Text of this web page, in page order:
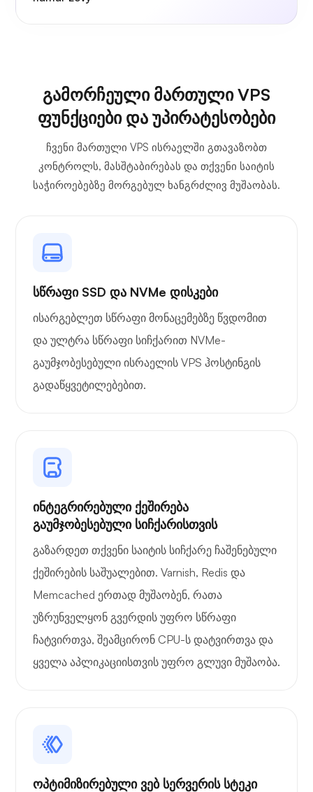
გამორჩეული მართული VPS
ფუნქციები და უპირატესობები
ჩვენი მართული VPS ისრაელში გთავაზობთ
კონტროლს, მასშტაბირებას და თქვენი საიტის
საჭიროებებზე მორგებულ ხანგრძლივ მუშაობას.
სწრაფი SSD და NVMe დისკები
ისარგებლეთ სწრაფი მონაცემებზე წვდომით
და ულტრა სწრაფი სიჩქარით NVMe-
გაუმჯობესებული ისრაელის VPS ჰოსტინგის
გადაწყვეტილებებით.
ინტეგრირებული ქეშირება
გაუმჯობესებული სიჩქარისთვის
გაზარდეთ თქვენი საიტის სიჩქარე ჩაშენებული
ქეშირების საშუალებით. Varnish, Redis და
Memcached ერთად მუშაობენ, რათა
უზრუნველყონ გვერდის უფრო სწრაფი
ჩატვირთვა, შეამცირონ CPU-ს დატვირთვა და
ყველა აპლიკაციისთვის უფრო გლუვი მუშაობა.
ოპტიმიზირებული ვებ სერვერის სტეკი